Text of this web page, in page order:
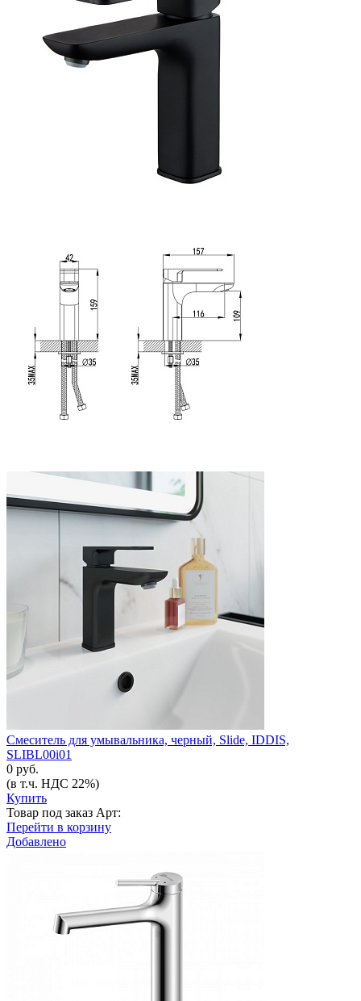
Смеситель для умывальника, черный, Slide, IDDIS,
SLIBL00i01
0 руб.
(в т.ч. НДС 22%)
Купить
Товар под заказ Арт:
Перейти в корзину
Добавлено